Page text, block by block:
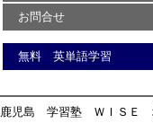
お問合せ
無料 英単語学習
鹿児島 学習塾 ＷＩＳＥ